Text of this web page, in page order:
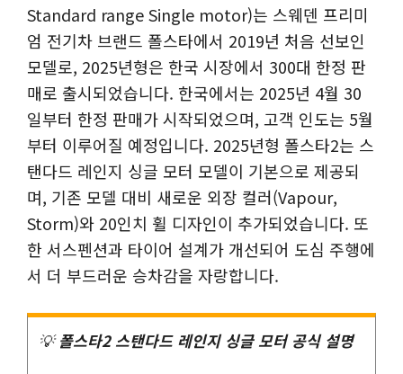
Standard range Single motor)는 스웨덴 프리미
엄 전기차 브랜드 폴스타에서 2019년 처음 선보인
모델로, 2025년형은 한국 시장에서 300대 한정 판
매로 출시되었습니다. 한국에서는 2025년 4월 30
일부터 한정 판매가 시작되었으며, 고객 인도는 5월
부터 이루어질 예정입니다. 2025년형 폴스타2는 스
탠다드 레인지 싱글 모터 모델이 기본으로 제공되
며, 기존 모델 대비 새로운 외장 컬러(Vapour,
Storm)와 20인치 휠 디자인이 추가되었습니다. 또
한 서스펜션과 타이어 설계가 개선되어 도심 주행에
서 더 부드러운 승차감을 자랑합니다.
💡폴스타2 스탠다드 레인지 싱글 모터공식 설명